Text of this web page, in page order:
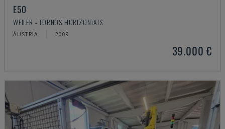
E50
WEILER - TORNOS HORIZONTAIS
ÁUSTRIA 2009
39.000 €